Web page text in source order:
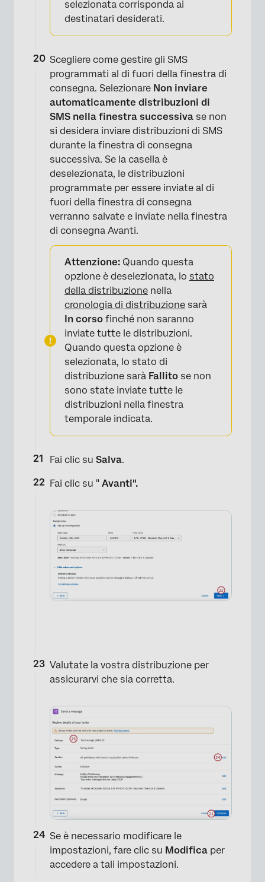
×
selezionata corrisponda ai
destinatari desiderati.
Scegliere come gestire gli SMS
programmati al di fuori della finestra di
consegna. Selezionare Non inviare
automaticamente distribuzioni di
SMS nella finestra successiva se non
si desidera inviare distribuzioni di SMS
durante la finestra di consegna
successiva. Se la casella è
deselezionata, le distribuzioni
programmate per essere inviate al di
fuori della finestra di consegna
verranno salvate e inviate nella finestra
di consegna Avanti.
Attenzione: Quando questa
opzione è deselezionata, lo stato
della distribuzione nella
cronologia di distribuzione sarà
In corso finché non saranno
inviate tutte le distribuzioni.
Quando questa opzione è
selezionata, lo stato di
distribuzione sarà Fallito se non
sono state inviate tutte le
distribuzioni nella finestra
temporale indicata.
Fai clic su Salva.
Fai clic su " Avanti".
Valutate la vostra distribuzione per
assicurarvi che sia corretta.
Se è necessario modificare le
impostazioni, fare clic su Modifica per
accedere a tali impostazioni.